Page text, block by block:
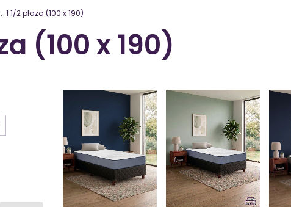
. 1 1/2 plaza (100 x 190)
(100 x 190)